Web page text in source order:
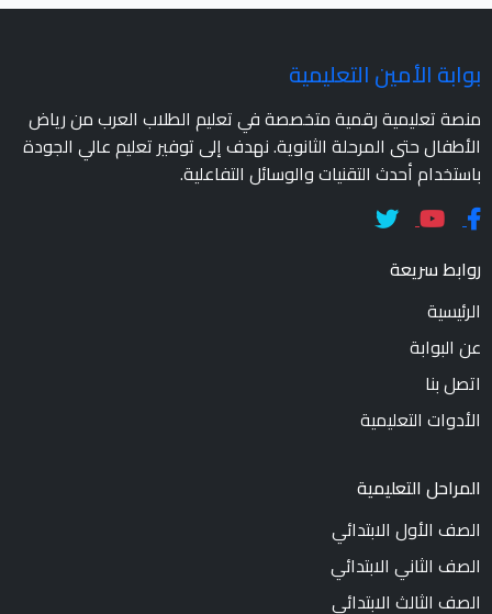
بوابة الأمين التعليمية
منصة تعليمية رقمية متخصصة في تعليم الطلاب العرب من رياض
الأطفال حتى المرحلة الثانوية. نهدف إلى توفير تعليم عالي الجودة
باستخدام أحدث التقنيات والوسائل التفاعلية.
روابط سريعة
الرئيسية
عن البوابة
اتصل بنا
الأدوات التعليمية
المراحل التعليمية
الصف الأول الابتدائي
الصف الثاني الابتدائي
الصف الثالث الابتدائي